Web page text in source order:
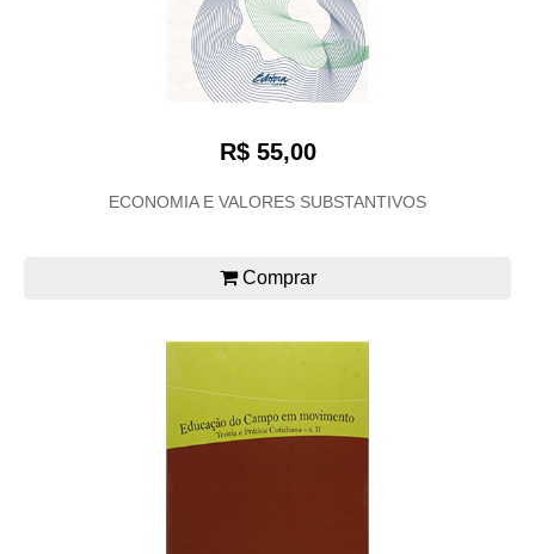
R$ 55,00
ECONOMIA E VALORES SUBSTANTIVOS
Comprar